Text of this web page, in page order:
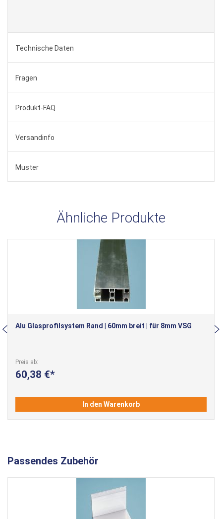
Technische Daten
Fragen
Produkt-FAQ
Versandinfo
Muster
Ähnliche Produkte
Alu Glasprofilsystem Rand | 60mm breit | für 8mm VSG
Preis ab
60,38 €
In den Warenkorb
Passendes Zubehör